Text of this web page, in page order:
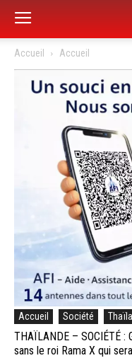
Accueil Accueil
Accueil Société
THAÏLANDE – SOCIÉTÉ :
sans le roi Rama X qui